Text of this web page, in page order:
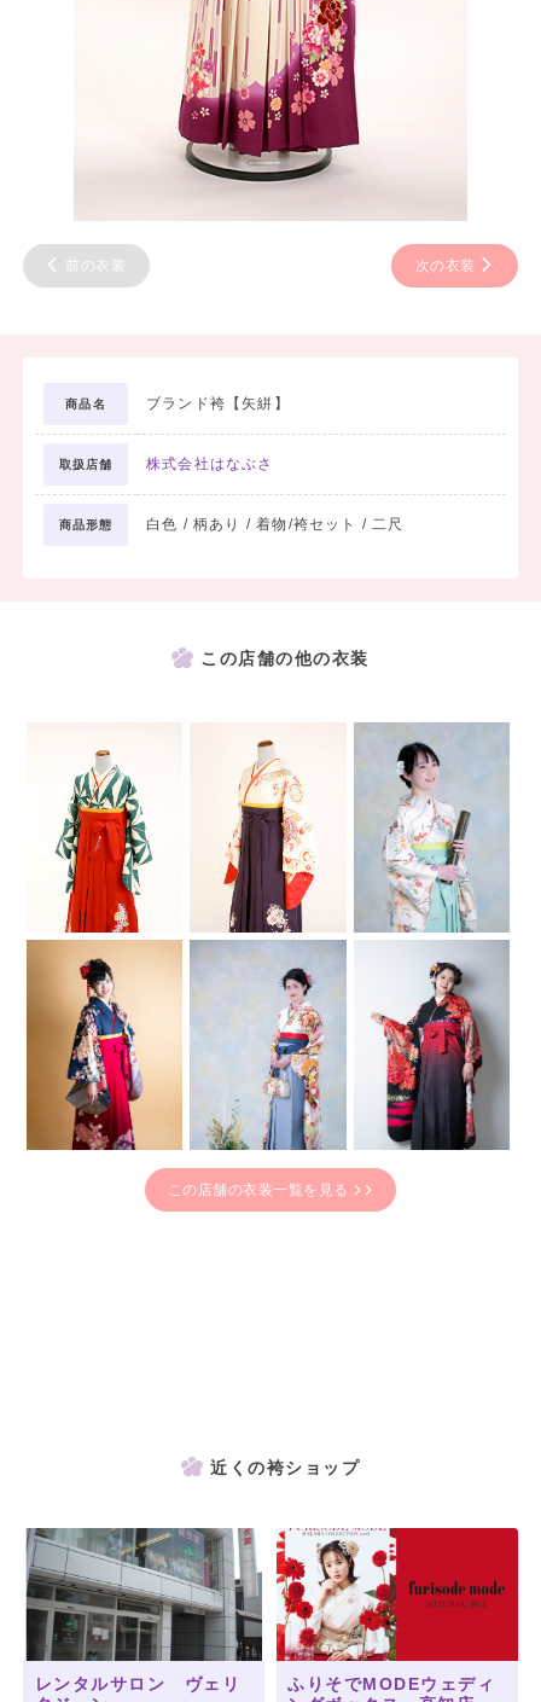
前の衣装 次の衣装
商品名 ブランド袴【矢絣】
取扱店舗 株式会社はなぶさ
商品形態 白色 / 柄あり / 着物/袴セット / 二尺
この店舗の他の衣装
この店舗の衣装一覧を見る
近くの袴ショップ
レンタルサロン ヴェリ
ふりそでMODEウェディ